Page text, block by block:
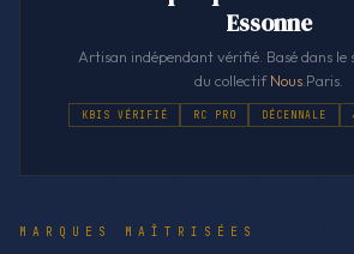
Essonne
Artisan indépendant vérifié. Basé dans le
du collectifNous .Paris.
KBIS VÉRIFIÉ RC PRO DÉCENNALE
MARQUES MAÎTRISÉES